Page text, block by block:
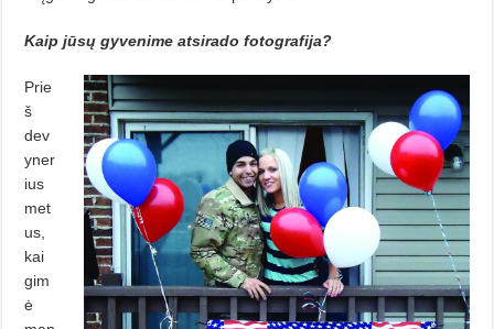
Kaip jūsų gyvenime atsirado fotografija?
Prie
š
dev
yner
ius
met
us,
kai
gim
ė